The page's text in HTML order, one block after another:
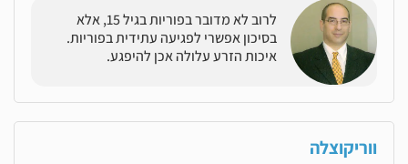
לרוב לא מדובר בפוריות בגיל 15, אלא
בסיכון אפשרי לפגיעה עתידית בפוריות.
איכות הזרע עלולה אכן להיפגע.
ווריקוצלה